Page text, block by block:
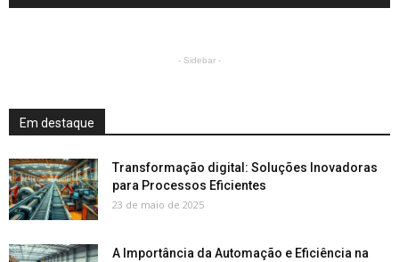
- Sidebar -
Em destaque
Transformação digital: Soluções Inovadoras
para Processos Eficientes
23 de maio de 2025
A Importância da Automação e Eficiência na